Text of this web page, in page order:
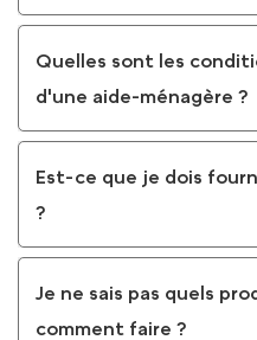
Quelles sont les
d'une aide-ménagère ?
Est-ce que je dois
?
Je ne sais pas quels
comment faire ?